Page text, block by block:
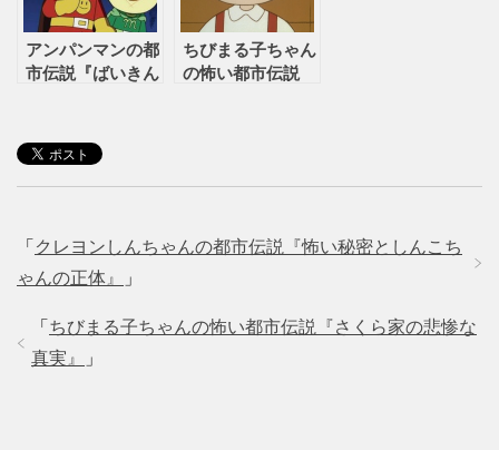
アンパンマンの都
市伝説『ばいきん
ちびまる子ちゃん
の怖い都市伝説
「 クレヨンしんちゃんの都市伝説『怖い秘密としんこち
ゃんの正体』
」
「 ちびまる子ちゃんの怖い都市伝説『さくら家の悲惨な
真実』
」